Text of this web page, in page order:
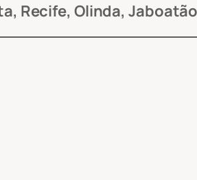
Recife, Olinda,